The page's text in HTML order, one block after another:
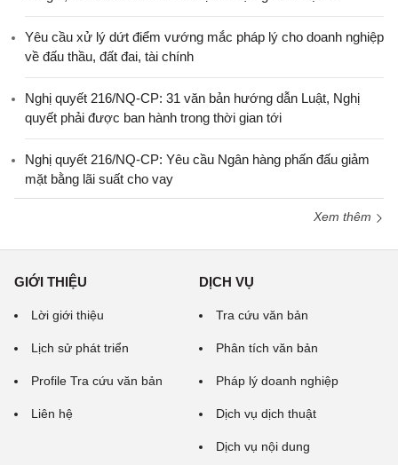
Yêu cầu xử lý dứt điểm vướng mắc pháp lý cho doanh nghiệp
về đấu thầu, đất đai, tài chính
Nghị quyết 216/NQ-CP: 31 văn bản hướng dẫn Luật, Nghị
quyết phải được ban hành trong thời gian tới
Nghị quyết 216/NQ-CP: Yêu cầu Ngân hàng phấn đấu giảm
mặt bằng lãi suất cho vay
Xem thêm
GIỚI THIỆU
Lời giới thiệu
Lịch sử phát triển
Profile Tra cứu văn bản
Liên hệ
DỊCH VỤ
Tra cứu văn bản
Phân tích văn bản
Pháp lý doanh nghiệp
Dịch vụ dịch thuật
Dịch vụ nội dung